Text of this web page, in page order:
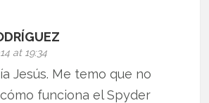
at 19:34
Jesús. Me temo que no
funciona el Spyder